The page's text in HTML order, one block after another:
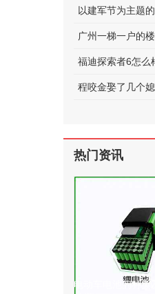
广州一梯一户的
福迪探索者6怎
程咬金娶了几个
热门资讯
电动车电池的种类